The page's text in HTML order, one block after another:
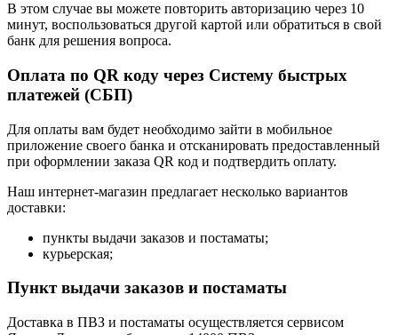
В этом случае вы можете повторить авторизацию через 10
минут, воспользоваться другой картой или обратиться в свой
банк для решения вопроса.
Оплата по QR коду через Систему быстрых
платежей (СБП)
Для оплаты вам будет необходимо зайти в мобильное
приложение своего банка и отсканировать предоставленный
при оформлении заказа QR код и подтвердить оплату.
Наш интернет-магазин предлагает несколько вариантов
доставки:
пункты выдачи заказов и постаматы;
курьерская;
Пункт выдачи заказов и постаматы
Доставка в ПВЗ и постаматы осуществляется сервисом